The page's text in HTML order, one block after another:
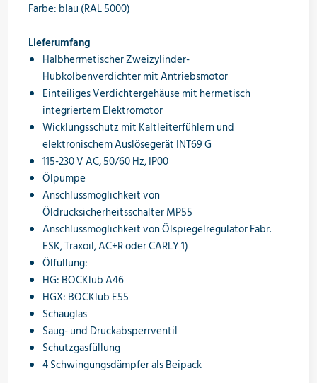
Farbe: blau (RAL 5000)
Lieferumfang
Halbhermetischer Zweizylinder-
Hubkolbenverdichter mit Antriebsmotor
Einteiliges Verdichtergehäuse mit hermetisch
integriertem Elektromotor
Wicklungsschutz mit Kaltleiterfühlern und
elektronischem Auslösegerät INT69 G
115-230 V AC, 50/60 Hz, IP00
Ölpumpe
Anschlussmöglichkeit von
Öldrucksicherheitsschalter MP55
Anschlussmöglichkeit von Ölspiegelregulator Fabr.
ESK, Traxoil, AC+R oder CARLY 1)
Ölfüllung:
HG: BOCKlub A46
HGX: BOCKlub E55
Schauglas
Saug- und Druckabsperrventil
Schutzgasfüllung
4 Schwingungsdämpfer als Beipack